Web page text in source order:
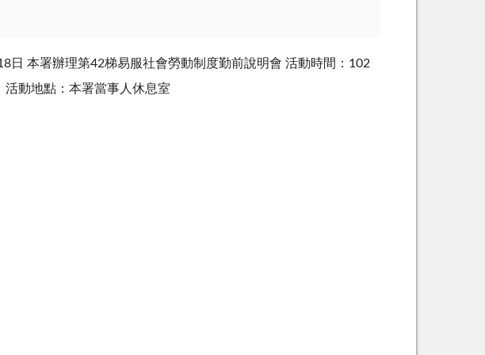
日 本署辦理第42梯易服社會勞動制度勤前說明會 活動時間：102
活動地點：本署當事人休息室